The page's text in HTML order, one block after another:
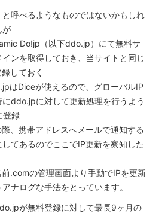
と呼べるようなものではないかもしれ
が
Do!jp（以下ddo.jp）にて無料サ
インを取得しておき、当サイトと同じ
しておく
はDiceが使えるので、グローバルIP
にddo.jpに対して更新処理を行うよう
登録
、携帯アドレスへメールで通知する
してあるのでここでIP更新を察知した
.comの管理画面より手動でIPを更新
アナログな手法をとっています。
が無料登録に対して最長9ヶ月の